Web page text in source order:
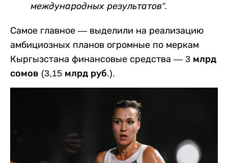
международных результатов”.
Самое главное — выделили на реализацию
амбициозных планов огромные по меркам
Кыргызстана финансовые средства — 3 млрд
сомов (3,15 млрд руб.).